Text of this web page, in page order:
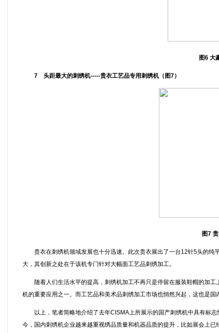
图6 大
7 头距最大的刺绣机-----贵衣工艺品专用刺绣机（图7）
图7
贵衣在刺绣机领域发展也十分迅速。此次贵衣展出了一台12针5头的纯
大，其创新之处在于该机专门针对大幅面工艺品刺绣加工。
随着人们生活水平的提高，刺绣机加工不再只是停留在服装鞋帽的加工
机的重要应用之一。而工艺品和美术品刺绣加工市场也悄然兴起，这也是
以上，笔者简略地介绍了去年CISMA上所展示的国产刺绣机中具有标志
今，国内刺绣机企业越来越重视绣品质量和机器品质的提升，比如展会上